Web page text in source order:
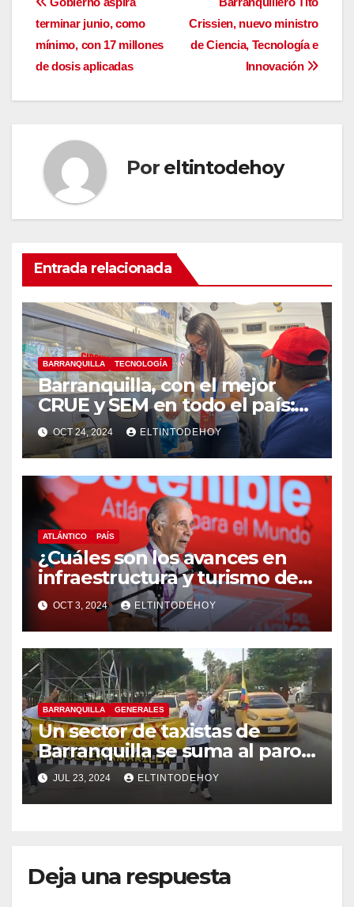
Navegación
de
entradas
Crissien, nuevo ministro
de Ciencia, Tecnología e
Innovación
terminar junio, como
mínimo, con 17 millones
de dosis aplicadas
Por eltintodehoy
Entrada relacionada
BARRANQUILLA TECNOLOGÍA
Barranquilla, con el mejor
CRUE y SEM en todo el país:
MinSalud
OCT 24, 2024 ELTINTODEHOY
ATLÁNTICO PAÍS
¿Cuáles son los avances en
infraestructura y turismo del
Atlántico? Gobernador
responde
OCT 3, 2024 ELTINTODEHOY
BARRANQUILLA GENERALES
Un sector de taxistas de
Barranquilla se suma al paro
nacional
JUL 23, 2024 ELTINTODEHOY
Deja una respuesta